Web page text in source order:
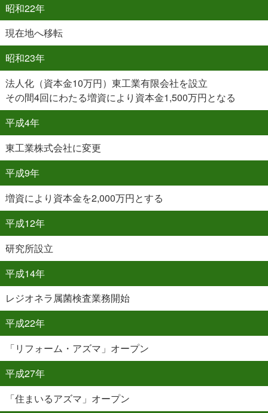
昭和22年
現在地へ移転
昭和23年
法人化（資本金10万円）東工業有限会社を設立
その間4回にわたる増資により資本金1,500万円となる
平成4年
東工業株式会社に変更
平成9年
増資により資本金を2,000万円とする
平成12年
研究所設立
平成14年
レジオネラ属菌検査業務開始
平成22年
「リフォーム・アズマ」オープン
平成27年
「住まいるアズマ」オープン